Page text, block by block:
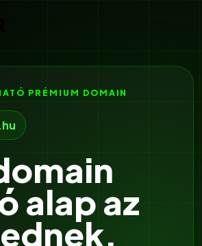
PRÉMIUM DOMAIN
alap az